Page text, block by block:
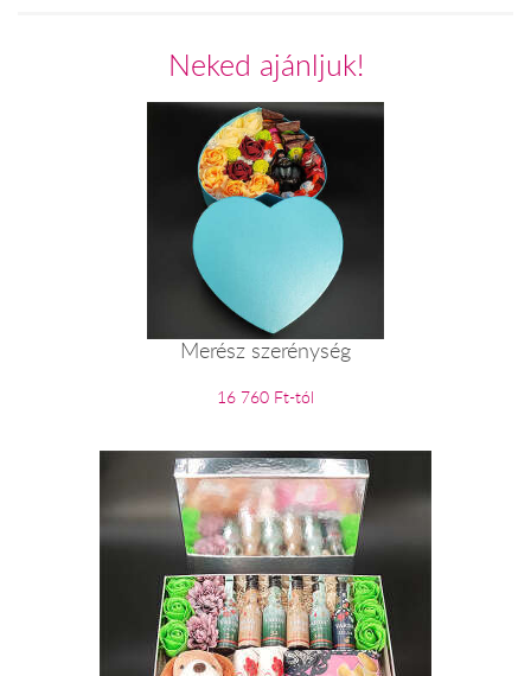
Neked ajánljuk!
Merész szerénység
16 760 Ft-tól